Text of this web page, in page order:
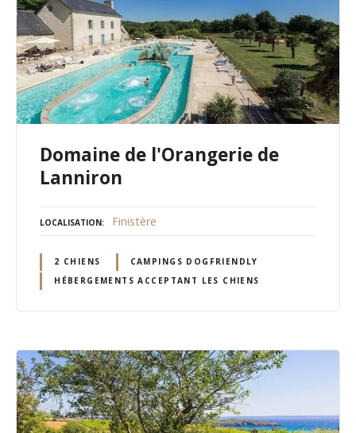
Domaine de l'Orangerie de
Lanniron
LOCALISATION Finistère
2 CHIENS
CAMPINGS DOGFRIENDLY
HÉBERGEMENTS ACCEPTANT LES CHIENS